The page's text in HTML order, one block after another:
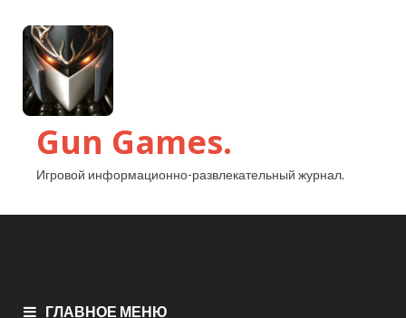
Gun Games.
Игровой информационно-развлекательный журнал.
ГЛАВНОЕ МЕНЮ